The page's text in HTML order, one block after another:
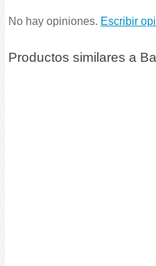
No hay opiniones. Escribir
Productos similares a